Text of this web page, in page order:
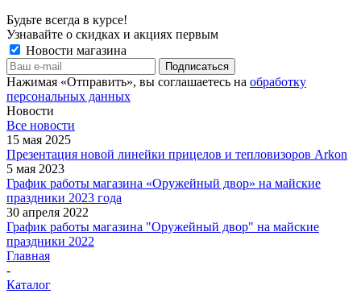
Будьте всегда в курсе!
Узнавайте о скидках и акциях первым
Новости магазина
Нажимая «Отправить», вы соглашаетесь на обработку
персональных данных
Новости
Все новости
15 мая 2025
Презентация новой линейки прицелов и тепловизоров Arkon
5 мая 2023
График работы магазина «Оружейный двор» на майские
праздники 2023 года
30 апреля 2022
График работы магазина "Оружейный двор" на майские
праздники 2022
Главная
-
Каталог